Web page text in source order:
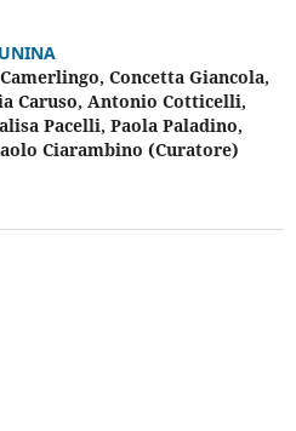
Concetta Giancola,
Caruso, Antonio Cotticelli,
Pacelli, Paola Paladino,
Ciarambino (Curatore)